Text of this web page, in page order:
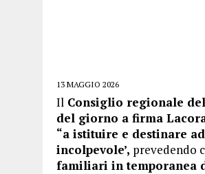
13 MAGGIO 2026
Il Consiglio regionale
del giorno a firma
“a istituire e destinare
incolpevole’, prevedendo
familiari in temporanea